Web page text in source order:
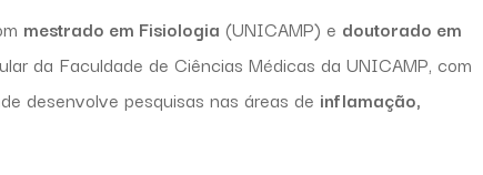
mestrado em Fisiologia (UNICAMP) e doutorado em
da Faculdade de Ciências Médicas da UNICAMP, com
desenvolve pesquisas nas áreas de inflamação,